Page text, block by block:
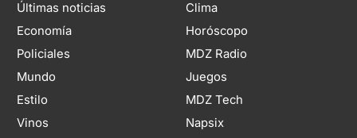
Últimas noticias
Economía
Policiales
Mundo
Estilo
Vinos
Clima
Horóscopo
MDZ Radio
Juegos
MDZ Tech
Napsix